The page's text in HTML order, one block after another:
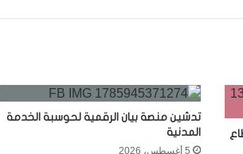
تدشين منصة بيان الرقمية لحوسبة الخدمة
المدنية
5 أغسطس، 2026